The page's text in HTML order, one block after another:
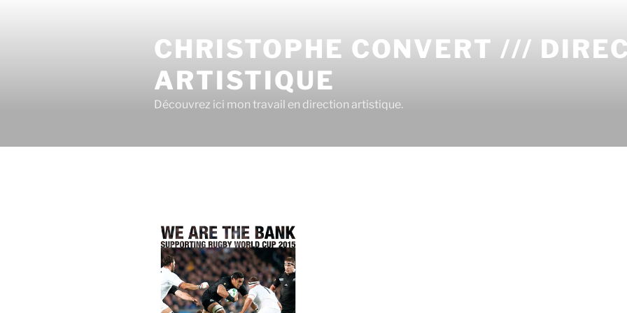
CHRISTOPHE CONVERT ///
ARTISTIQUE
Découvrez ici mon travail en direction artistique.